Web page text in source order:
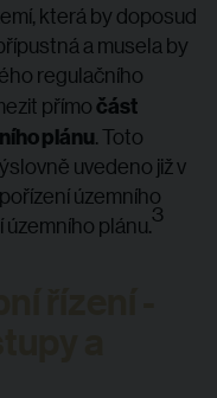
která by doposud
a musela by
regulačního
přímočást
plánu. Toto
uvedeno již v
územního
územního plánu.3